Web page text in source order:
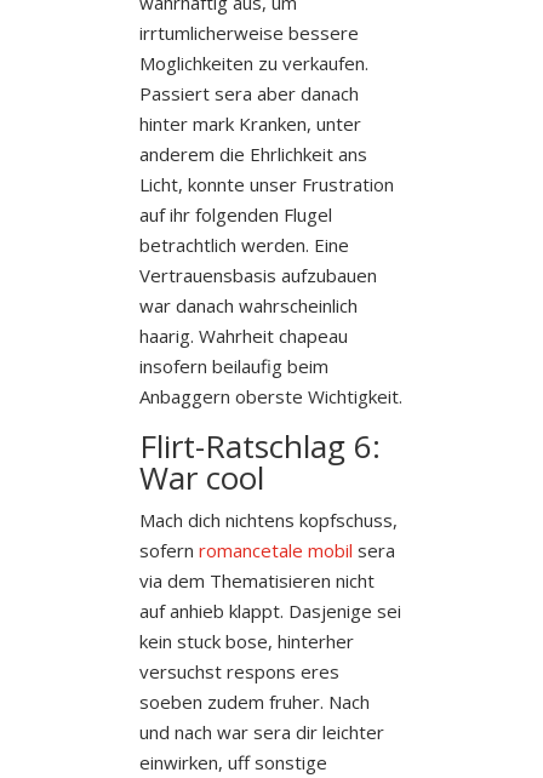
irrtumlicherweise bessere
Moglichkeiten zu verkaufen.
Passiert sera aber danach
hinter mark Kranken, unter
anderem die Ehrlichkeit ans
Licht, konnte unser Frustration
auf ihr folgenden Flugel
betrachtlich werden. Eine
Vertrauensbasis aufzubauen
war danach wahrscheinlich
haarig. Wahrheit chapeau
insofern beilaufig beim
Anbaggern oberste Wichtigkeit.
Flirt-Ratschlag 6:
War cool
Mach dich nichtens kopfschuss,
sofern romancetale mobil sera
via dem Thematisieren nicht
auf anhieb klappt. Dasjenige sei
kein stuck bose, hinterher
versuchst respons eres
soeben zudem fruher. Nach
und nach war sera dir leichter
einwirken, uff sonstige